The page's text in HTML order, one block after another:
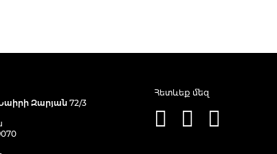
Զարյան 72/3
Հետևեք մեզ